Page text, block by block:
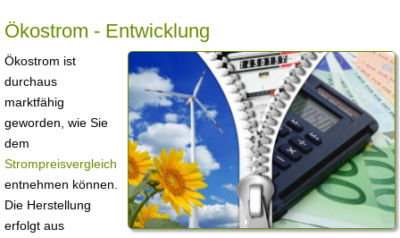
Ökostrom - Entwicklung
Ökostrom ist
durchaus
marktfähig
geworden, wie Sie
dem
Strompreisvergleich
entnehmen können.
Die Herstellung
erfolgt aus